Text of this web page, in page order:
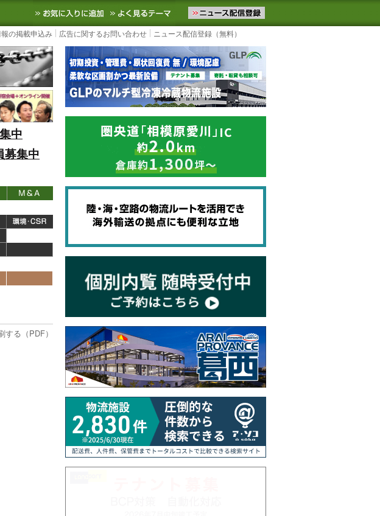
ど国内外の最新の物流ニュースをお届けします。物流ニュースメール配信を登録す
お気に入りに追加 よく見るテーマ
の掲載申込み 広告に関するお問い合わせ ニュース配信登録（無料）
中
募集中
する（PDF）